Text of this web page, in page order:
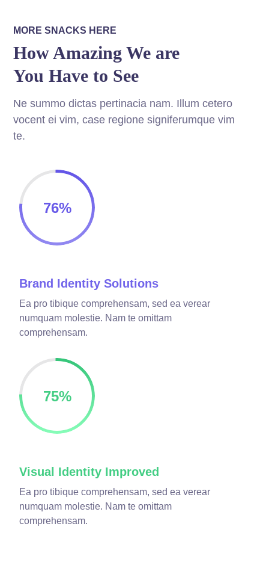
MORE SNACKS HERE
How Amazing We are
You Have to See
Ne summo dictas pertinacia nam. Illum cetero
vocent ei vim, case regione signiferumque vim
te.
76%
Brand Identity Solutions
Ea pro tibique comprehensam, sed ea verear
numquam molestie. Nam te omittam
comprehensam.
75%
Visual Identity Improved
Ea pro tibique comprehensam, sed ea verear
numquam molestie. Nam te omittam
comprehensam.